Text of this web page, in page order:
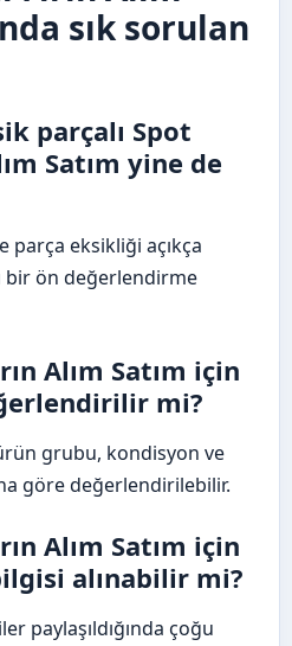
sık sorulan
parçalı Spot
Satım yine de
parça eksikliği açıkça
ön değerlendirme
Alım Satım için
mi?
grubu, kondisyon ve
göre değerlendirilebilir.
Alım Satım için
alınabilir mi?
paylaşıldığında çoğu